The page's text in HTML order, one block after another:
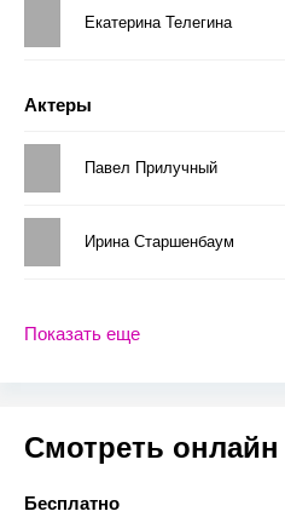
Екатерина Телегина
Актеры
Павел Прилучный
Ирина Старшенбаум
Показать еще
Смотреть онлайн
Бесплатно